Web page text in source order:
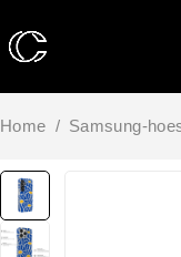
Home / Samsung-